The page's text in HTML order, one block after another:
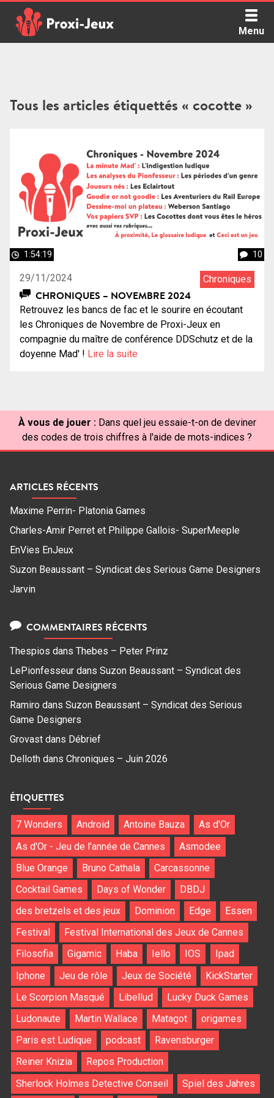
content
Menu
Tous les articles étiquettés « cocotte »
1:54:19 10
29/11/2024 Chroniques
CHRONIQUES – NOVEMBRE 2024
Retrouvez les bancs de fac et le sourire en écoutant
les Chroniques de Novembre de Proxi-Jeux en
compagnie du maître de conférence DDSchutz et de la
doyenne Mad' ! Lire la suite
À vous de jouer : Dans quel jeu essaie-t-on de deviner
des codes de trois chiffres à l'aide de mots-indices ?
ARTICLES RÉCENTS
Maxime Perrin- Platonia Games
Charles-Amir Perret et Philippe Gallois- SuperMeeple
EnVies EnJeux
Suzon Beaussant – Syndicat des Serious Game Designers
Jarvin
COMMENTAIRES RÉCENTS
Thespios dans Thebes – Peter Prinz
LePionfesseur dans Suzon Beaussant – Syndicat des
Serious Game Designers
Ramiro dans Suzon Beaussant – Syndicat des Serious
Game Designers
Grovast dans Débrief
Delloth dans Chroniques – Juin 2026
ÉTIQUETTES
7 Wonders Android Antoine Bauza
As d'Or
As d'Or - Jeu de l'année de Cannes
Asmodee
Blue Orange
Bruno Cathala
Carcassonne
Cocktail Games
Days of Wonder
DBDJ
des bretzels et des jeux
Dominion Edge
Essen
Festival
Festival International des Jeux de Cannes
Filosofia
Gigamic Haba Iello IOS
Ipad
Iphone
Jeu de rôle Jeux de Société
KickStarter
Le Scorpion Masqué
Libellud
Lucky Duck Games
Ludonaute
Martin Wallace Matagot
origames
Paris est Ludique
podcast
Ravensburger
Reiner Knizia
Repos Production
Sherlock Holmes Detective Conseil
Spiel des Jahres